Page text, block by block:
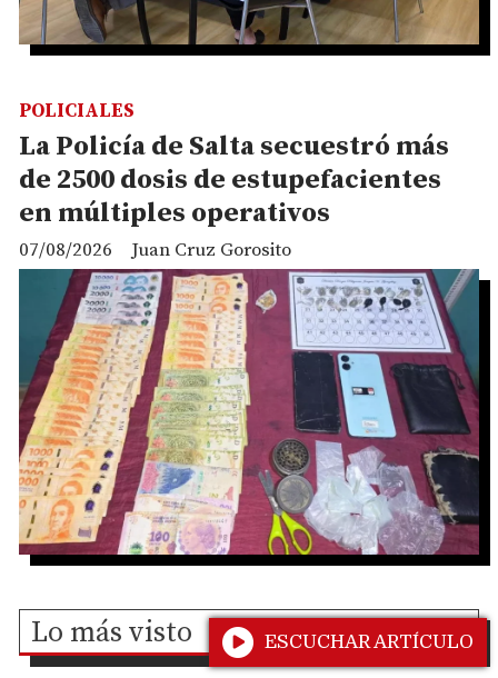
La Policía de Salta secuestró más
de 2500 dosis de estupefacientes
en múltiples operativos
Juan Cruz Gorosito
POLICIALES
07/08/2026
Lo más visto ESCUCHAR ARTÍCULO